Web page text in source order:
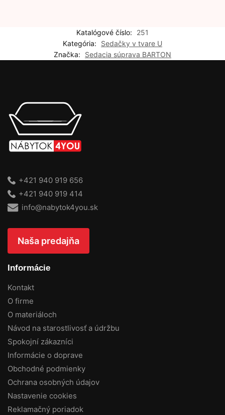
Katalógové číslo:
251
Kategória:
Sedačky v tvare U
Značka:
Sedacia súprava BARTON
+421 940 919 656
+421 940 919 414
info@nabytok4you.sk
Naša predajňa
Informácie
Kontakt
O firme
O materiáloch
Návod na starostlivosť a údržbu
Spokojní zákazníci
Informácie o doprave
Obchodné podmienky
Ochrana osobných údajov
Nastavenie cookies
Reklamačný poriadok